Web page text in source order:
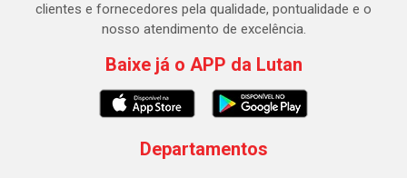
clientes e fornecedores pela qualidade, pontualidade e o
nosso atendimento de excelência.
Baixe já o APP da Lutan
Departamentos